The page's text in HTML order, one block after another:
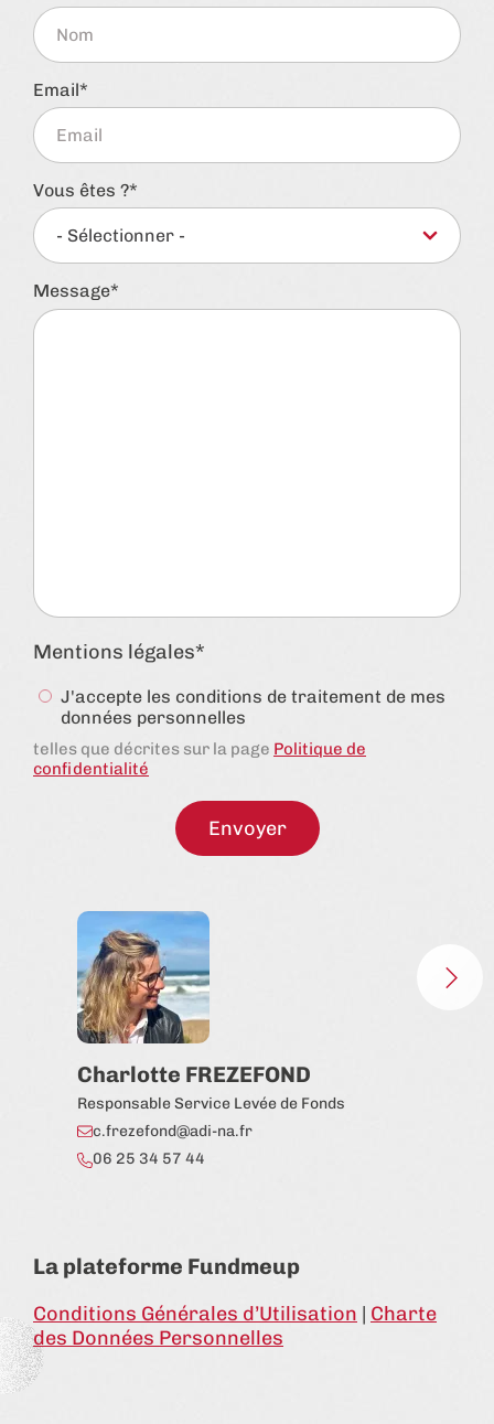
Email
Vous êtes ?
Message
Mentions légales
J'accepte les conditions de traitement de mes
données personnelles
telles que décrites sur la page Politique de
confidentialité
Charlotte FREZEFOND
Responsable Service Levée de Fonds
c.frezefond@adi-na.fr
06 25 34 57 44
La plateforme Fundmeup
Conditions Générales d’Utilisation | Charte
des Données Personnelles